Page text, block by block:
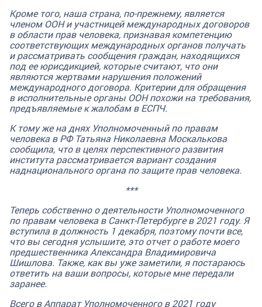
Кроме того, наша страна, по-прежнему, является
членом ООН и участницей международных договоров
в области прав человека, признавая компетенцию
соответствующих международных органов получать
и рассматривать сообщения граждан, находящихся
под ее юрисдикцией, которые считают, что они
являются жертвами нарушения положений
международного договора. Критерии для обращения
в исполнительные органы ООН похожи на требования,
предъявляемые к жалобам в ЕСПЧ.
К тому же на днях Уполномоченный по правам
человека в РФ Татьяна Николаевна Москалькова
сообщила, что в целях перспективного развития
института рассматривается вариант создания
наднационального органа по защите прав человека.
***
Теперь собственно о деятельности Уполномоченного
по правам человека в Санкт-Петербурге в 2021 году. Я
вступила в должность 1 декабря, поэтому почти все,
что вы сегодня услышите, это отчет о работе моего
предшественника Александра Владимировича
Шишлова. Также, как вы уже заметили, я постараюсь
ответить на ваши вопросы, которые мне передали
заранее.
Всего в Аппарат Уполномоченного в 2021 году